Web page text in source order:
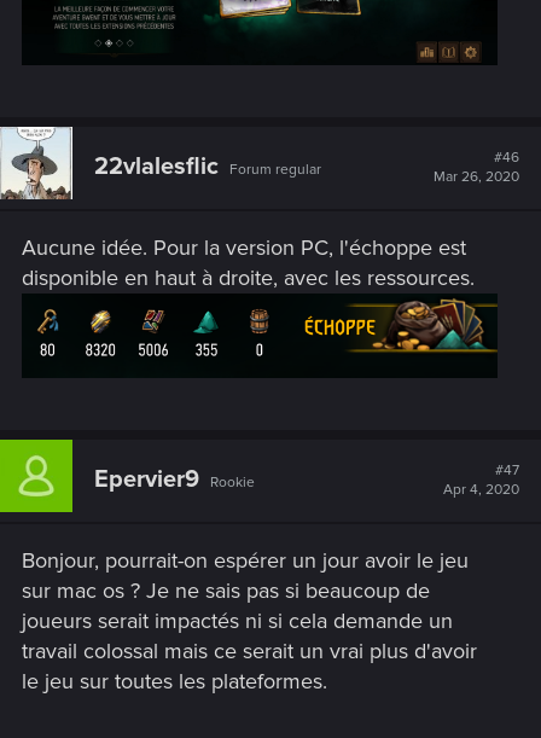
22vlalesflic Forum regular
#46
Mar 26, 2020
Aucune idée. Pour la version PC, l'échoppe est
disponible en haut à droite, avec les ressources.
Epervier9 Rookie
#47
Apr 4, 2020
Bonjour, pourrait-on espérer un jour avoir le jeu
sur mac os ? Je ne sais pas si beaucoup de
joueurs serait impactés ni si cela demande un
travail colossal mais ce serait un vrai plus d'avoir
le jeu sur toutes les plateformes.